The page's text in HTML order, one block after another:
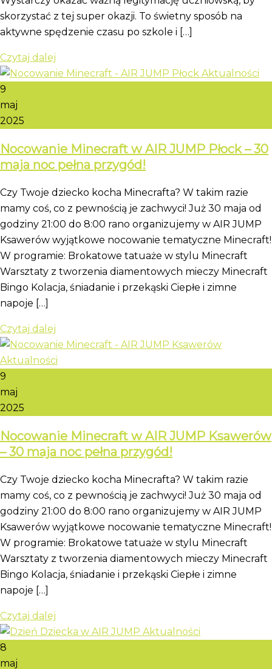
skorzystać z tej super okazji. To świetny sposób na
aktywne spędzenie czasu po szkole i […]
Czytaj dalej
9
maj
2025
Nocowanie Minecraft w AIR JUMP Płock – 30
maja noc pełna przygód!
Czy Twoje dziecko kocha Minecrafta? W takim razie
mamy coś, co z pewnością je zachwyci! Już 30 maja od
godziny 21:00 do 8:00 rano organizujemy w AIR JUMP
Ksawerów wyjątkowe nocowanie tematyczne Minecraft!
W programie: Brokatowe tatuaże w stylu Minecraft
Warsztaty z tworzenia diamentowych mieczy Minecraft
Bingo Kolacja, śniadanie i przekąski Ciepłe i zimne
napoje […]
Czytaj dalej
9
maj
2025
Nocowanie Minecraft w AIR JUMP Ksawerów
– 30 maja noc pełna przygód!
Czy Twoje dziecko kocha Minecrafta? W takim razie
mamy coś, co z pewnością je zachwyci! Już 30 maja od
godziny 21:00 do 8:00 rano organizujemy w AIR JUMP
Ksawerów wyjątkowe nocowanie tematyczne Minecraft!
W programie: Brokatowe tatuaże w stylu Minecraft
Warsztaty z tworzenia diamentowych mieczy Minecraft
Bingo Kolacja, śniadanie i przekąski Ciepłe i zimne
napoje […]
Czytaj dalej
8
maj